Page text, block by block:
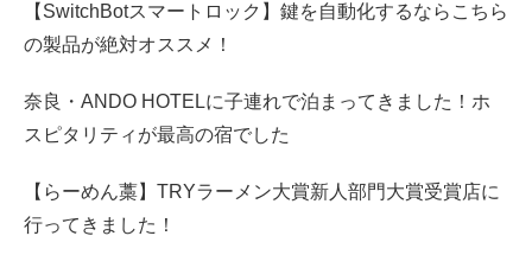
【SwitchBotスマートロック】鍵を自動化するならこちら
の製品が絶対オススメ！
奈良・ANDO HOTELに子連れで泊まってきました！ホ
スピタリティが最高の宿でした
【らーめん藁】TRYラーメン大賞新人部門大賞受賞店に
行ってきました！